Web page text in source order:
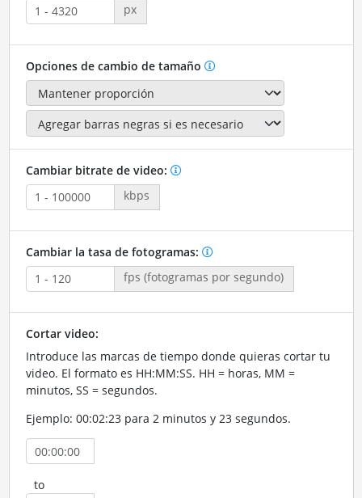
px
Opciones de cambio de tamaño
Cambiar bitrate de video:
kbps
Cambiar la tasa de fotogramas:
fps (fotogramas por segundo)
Cortar video:
Introduce las marcas de tiempo donde quieras cortar tu
video. El formato es HH:MM:SS. HH = horas, MM =
minutos, SS = segundos.
Ejemplo: 00:02:23 para 2 minutos y 23 segundos.
to